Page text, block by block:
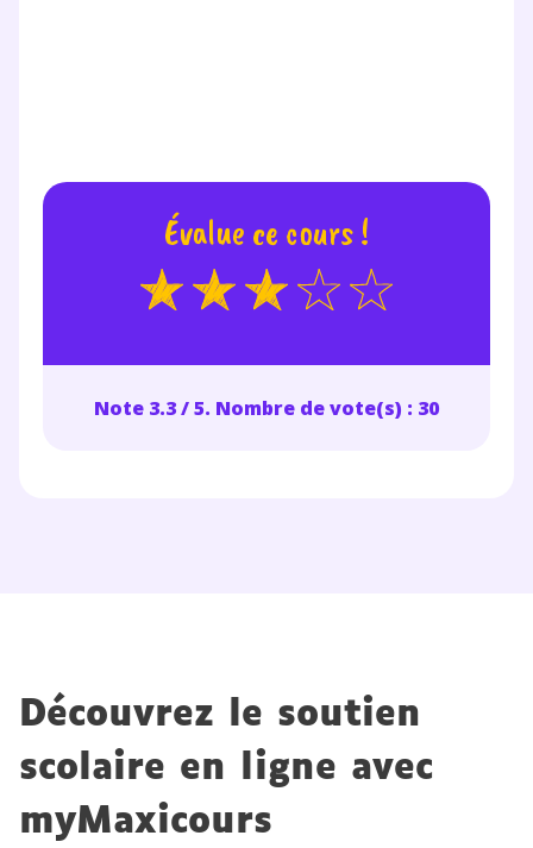
Évalue ce cours !
Note 3.3 / 5. Nombre de vote(s) : 30
Découvrez le soutien
scolaire en ligne avec
myMaxicours